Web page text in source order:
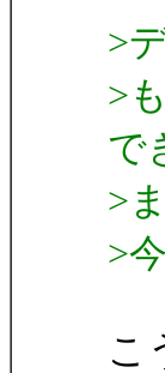
>
>
で
>
>
こ